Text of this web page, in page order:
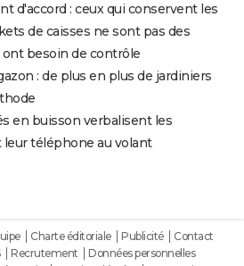
d'accord : ceux qui conservent les
de caisses ne sont pas des
besoin de contrôle
: de plus en plus de jardiniers
en buisson verbalisent les
téléphone au volant
Charte éditoriale Publicité
Contact
Recrutement
Données personnelles